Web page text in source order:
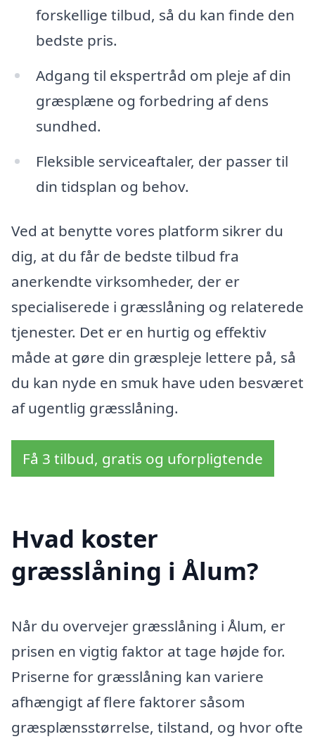
forskellige tilbud, så du kan finde den
bedste pris.
Adgang til ekspertråd om pleje af din
græsplæne og forbedring af dens
sundhed.
Fleksible serviceaftaler, der passer til
din tidsplan og behov.
Ved at benytte vores platform sikrer du
dig, at du får de bedste tilbud fra
anerkendte virksomheder, der er
specialiserede i græsslåning og relaterede
tjenester. Det er en hurtig og effektiv
måde at gøre din græspleje lettere på, så
du kan nyde en smuk have uden besværet
af ugentlig græsslåning.
Få 3 tilbud, gratis og uforpligtende
Hvad koster
græsslåning i Ålum?
Når du overvejer græsslåning i Ålum, er
prisen en vigtig faktor at tage højde for.
Priserne for græsslåning kan variere
afhængigt af flere faktorer såsom
græsplænsstørrelse, tilstand, og hvor ofte